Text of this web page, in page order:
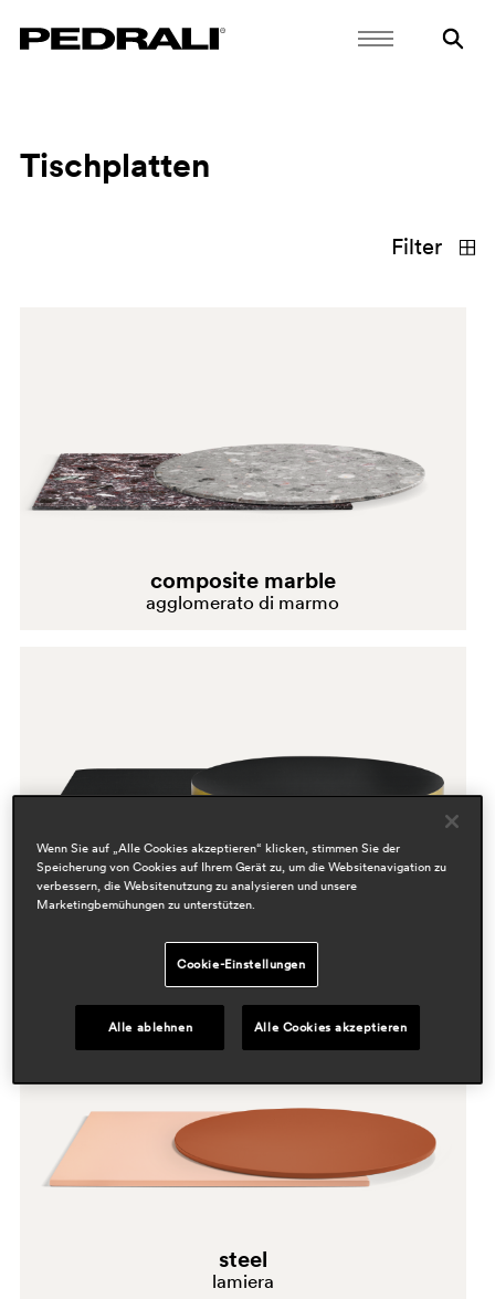
Tischplatten
Filter
gres
Holz
Kompakt und Fenix
Marmor und Marmor-
Konglomerat
Polypropylen und Polyethylen
pvc
composite marble
agglomerato di marmo
fenix abs edge satine brass
steel
lamiera
Wenn Sie auf „Alle Cookies akzeptieren“ klicken, stimmen Sie der
Speicherung von Cookies auf Ihrem Gerät zu, um die Websitenavigation zu
verbessern, die Websitenutzung zu analysieren und unsere
Marketingbemühungen zu unterstützen.
Cookie-Einstellungen
Alle ablehnen Alle Cookies akzeptieren